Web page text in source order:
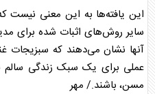
این یافته‌ها به این معنی نیست
سایر روش‌های اثبات شده برای
آنها نشان می‌دهند که سبزیجات
عملی برای یک سبک زندگی سالم
مسن، باشند./ مهر